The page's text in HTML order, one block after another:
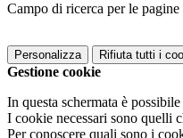
Campo di ricerca per le pagine
Personalizza Rifiuta tutti i
Gestione cookie
In questa schermata è
I cookie necessari sono quelli
Per conoscere quali sono i